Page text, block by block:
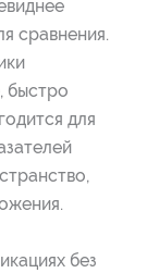
сравнения.
быстро
для
без